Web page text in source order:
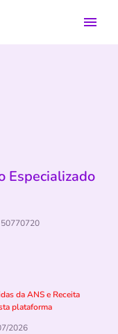
Especializado
50770720
da ANS e Receita
plataforma
2026